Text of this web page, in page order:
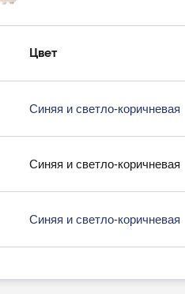
Цвет
Синяя и светло-коричневая
Синяя и светло-коричневая
Синяя и светло-коричневая